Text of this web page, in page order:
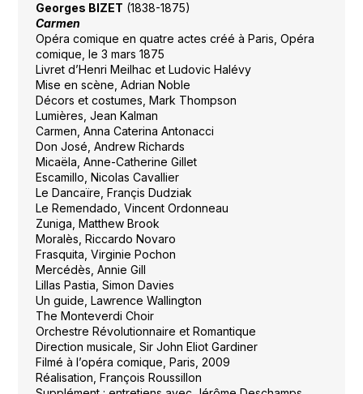
Georges BIZET (1838-1875)
Carmen
Opéra comique en quatre actes créé à Paris, Opéra
comique, le 3 mars 1875
Livret d’Henri Meilhac et Ludovic Halévy
Mise en scène, Adrian Noble
Décors et costumes, Mark Thompson
Lumières, Jean Kalman
Carmen, Anna Caterina Antonacci
Don José, Andrew Richards
Micaëla, Anne-Catherine Gillet
Escamillo, Nicolas Cavallier
Le Dancaïre, Françis Dudziak
Le Remendado, Vincent Ordonneau
Zuniga, Matthew Brook
Moralès, Riccardo Novaro
Frasquita, Virginie Pochon
Mercédès, Annie Gill
Lillas Pastia, Simon Davies
Un guide, Lawrence Wallington
The Monteverdi Choir
Orchestre Révolutionnaire et Romantique
Direction musicale, Sir John Eliot Gardiner
Filmé à l’opéra comique, Paris, 2009
Réalisation, François Roussillon